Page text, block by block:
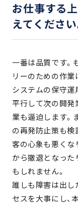
お仕事する
えてください
一番は品質です。
リーのための作業
システムの保守運
平行して次の開発
業も逼迫します。
の再発防止策も検
客の心象も悪くな
から撤退となった
もしれません。
誰しも障害は出し
セスを大事にし、